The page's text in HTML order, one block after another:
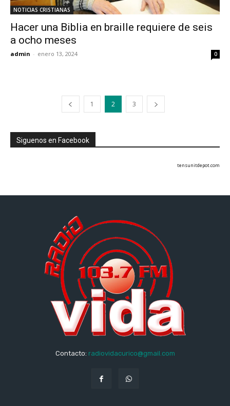
NOTICIAS CRISTIANAS
Hacer una Biblia en braille requiere de seis
a ocho meses
admin - enero 13, 2024 0
1 2 3
Siguenos en Facebook
tensunitdepot.com
Contacto: radiovidacurico@gmail.com